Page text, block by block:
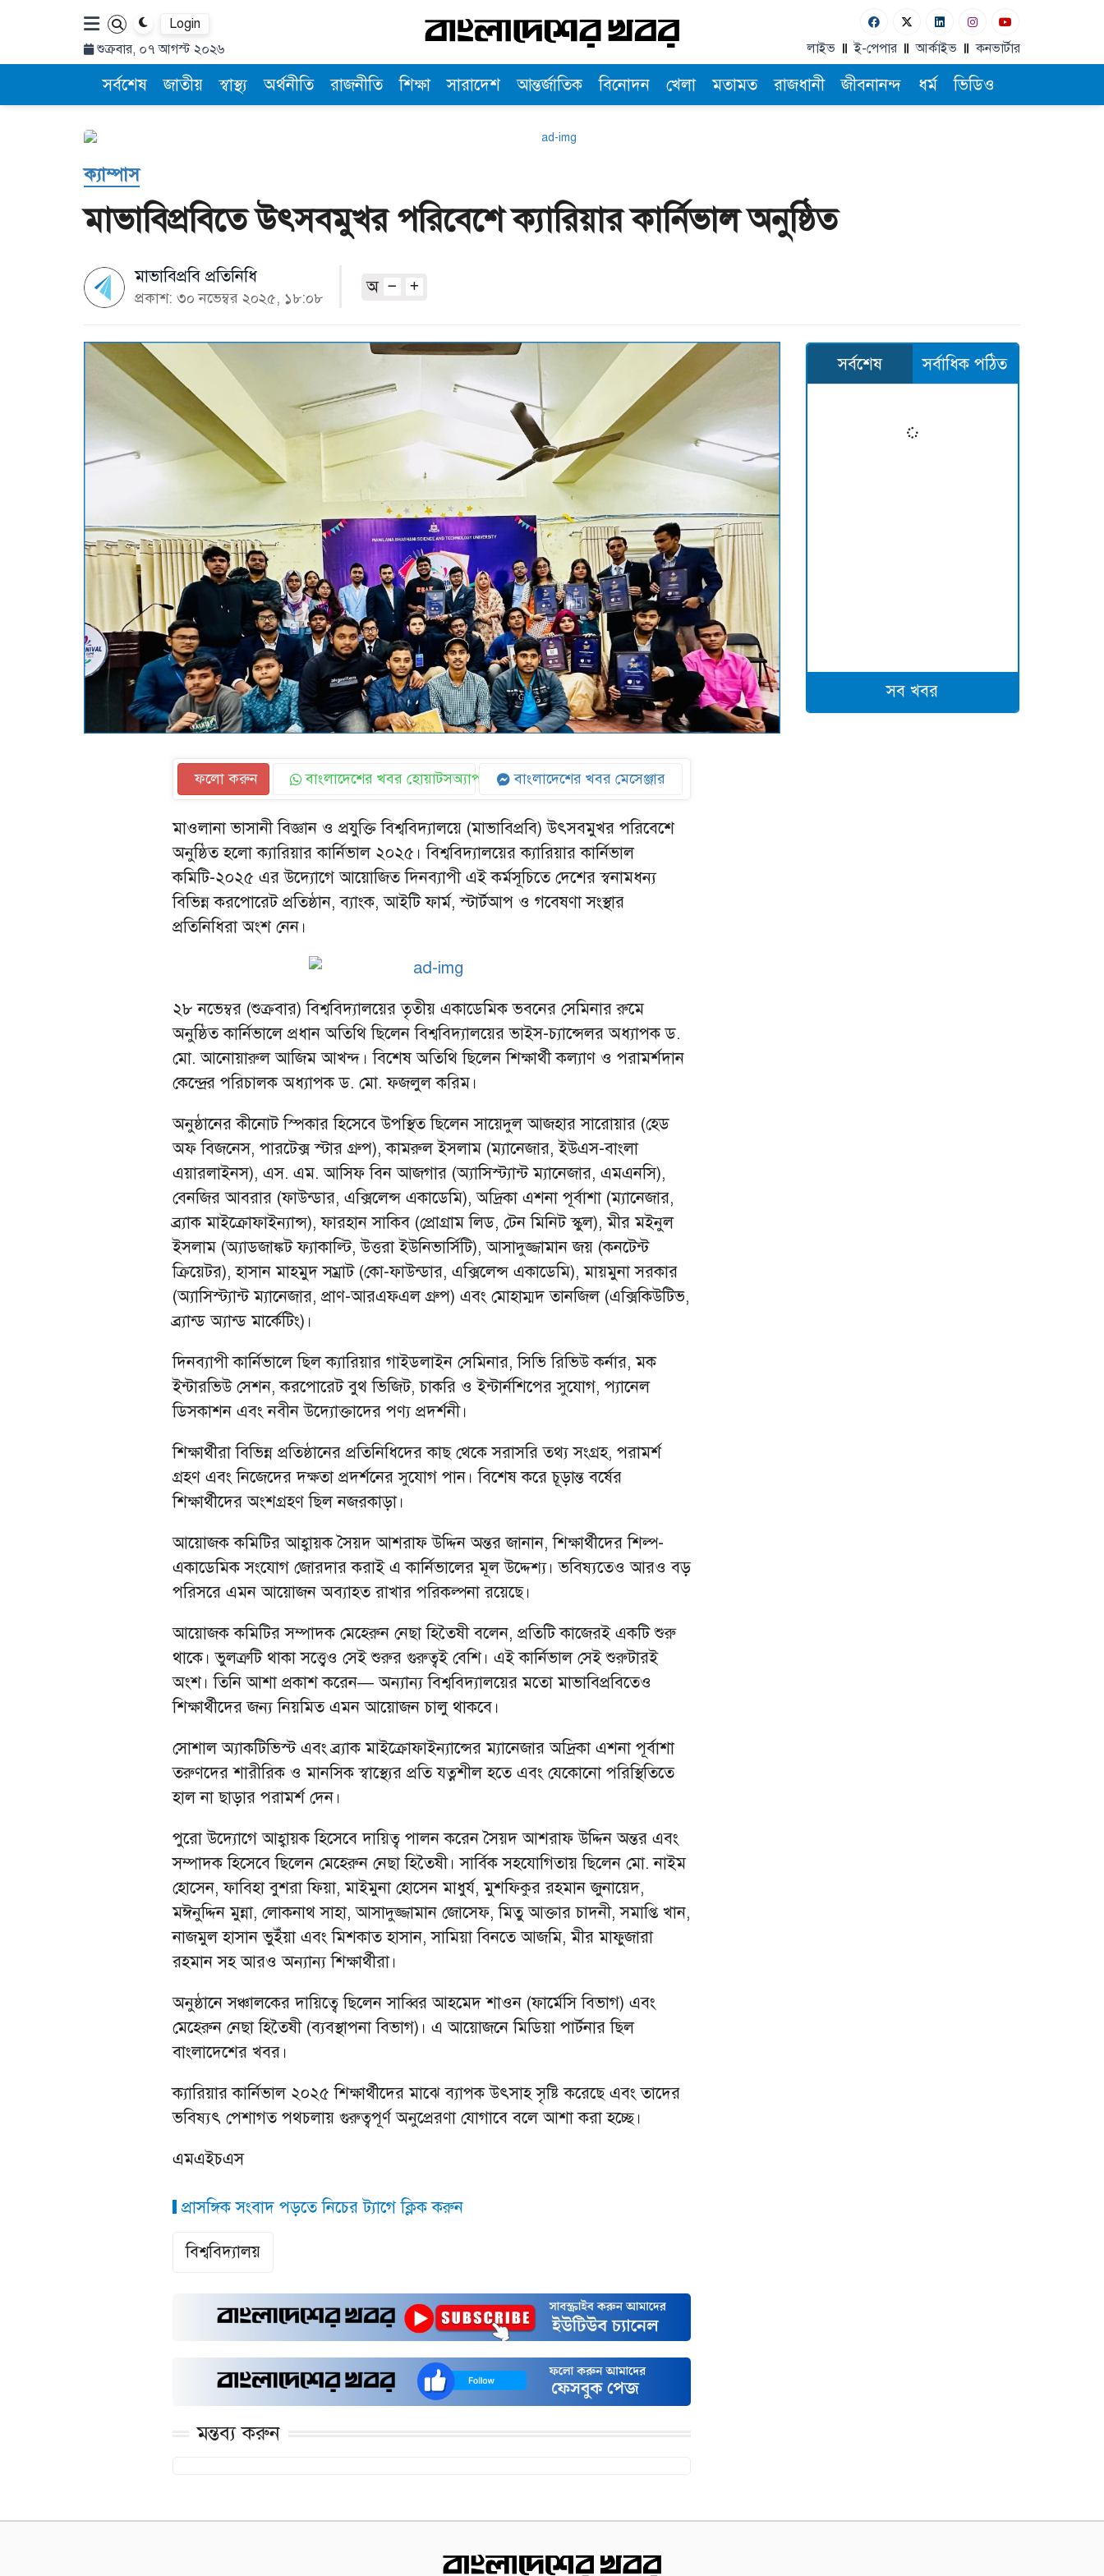
Login
শুক্রবার, ০৭ আগস্ট ২০২৬
লাইভ ই-পেপার আর্কাইভ কনভার্টার
সর্বশেষ জাতীয় স্বাস্থ্য অর্থনীতি রাজনীতি শিক্ষা সারাদেশ আন্তর্জাতিক বিনোদন খেলা মতামত রাজধানী জীবনানন্দ ধর্ম ভিডিও
ক্যাম্পাস
মাভাবিপ্রবিতে উৎসবমুখর পরিবেশে ক্যারিয়ার কার্নিভাল অনুষ্ঠিত
মাভাবিপ্রবি প্রতিনিধি
প্রকাশ: ৩০ নভেম্বর ২০২৫, ১৮:০৮
অ
ফলো করুন বাংলাদেশের খবর হোয়াটসঅ্যাপ বাংলাদেশের খবর মেসেঞ্জার
মাওলানা ভাসানী বিজ্ঞান ও প্রযুক্তি বিশ্ববিদ্যালয়ে (মাভাবিপ্রবি) উৎসবমুখর পরিবেশে
অনুষ্ঠিত হলো ক্যারিয়ার কার্নিভাল ২০২৫। বিশ্ববিদ্যালয়ের ক্যারিয়ার কার্নিভাল
কমিটি-২০২৫ এর উদ্যোগে আয়োজিত দিনব্যাপী এই কর্মসূচিতে দেশের স্বনামধন্য
বিভিন্ন করপোরেট প্রতিষ্ঠান, ব্যাংক, আইটি ফার্ম, স্টার্টআপ ও গবেষণা সংস্থার
প্রতিনিধিরা অংশ নেন।
২৮ নভেম্বর (শুক্রবার) বিশ্ববিদ্যালয়ের তৃতীয় একাডেমিক ভবনের সেমিনার রুমে
অনুষ্ঠিত কার্নিভালে প্রধান অতিথি ছিলেন বিশ্ববিদ্যালয়ের ভাইস-চ্যান্সেলর অধ্যাপক ড.
মো. আনোয়ারুল আজিম আখন্দ। বিশেষ অতিথি ছিলেন শিক্ষার্থী কল্যাণ ও পরামর্শদান
কেন্দ্রের পরিচালক অধ্যাপক ড. মো. ফজলুল করিম।
অনুষ্ঠানের কীনোট স্পিকার হিসেবে উপস্থিত ছিলেন সায়েদুল আজহার সারোয়ার (হেড
অফ বিজনেস, পারটেক্স স্টার গ্রুপ), কামরুল ইসলাম (ম্যানেজার, ইউএস-বাংলা
এয়ারলাইনস), এস. এম. আসিফ বিন আজগার (অ্যাসিস্ট্যান্ট ম্যানেজার, এমএনসি),
বেনজির আবরার (ফাউন্ডার, এক্সিলেন্স একাডেমি), অদ্রিকা এশনা পূর্বাশা (ম্যানেজার,
ব্র্যাক মাইক্রোফাইন্যান্স), ফারহান সাকিব (প্রোগ্রাম লিড, টেন মিনিট স্কুল), মীর মইনুল
ইসলাম (অ্যাডজাঙ্কট ফ্যাকাল্টি, উত্তরা ইউনিভার্সিটি), আসাদুজ্জামান জয় (কনটেন্ট
ক্রিয়েটর), হাসান মাহমুদ সম্রাট (কো-ফাউন্ডার, এক্সিলেন্স একাডেমি), মায়মুনা সরকার
(অ্যাসিস্ট্যান্ট ম্যানেজার, প্রাণ-আরএফএল গ্রুপ) এবং মোহাম্মদ তানজিল (এক্সিকিউটিভ,
ব্র্যান্ড অ্যান্ড মার্কেটিং)।
দিনব্যাপী কার্নিভালে ছিল ক্যারিয়ার গাইডলাইন সেমিনার, সিভি রিভিউ কর্নার, মক
ইন্টারভিউ সেশন, করপোরেট বুথ ভিজিট, চাকরি ও ইন্টার্নশিপের সুযোগ, প্যানেল
ডিসকাশন এবং নবীন উদ্যোক্তাদের পণ্য প্রদর্শনী।
শিক্ষার্থীরা বিভিন্ন প্রতিষ্ঠানের প্রতিনিধিদের কাছ থেকে সরাসরি তথ্য সংগ্রহ, পরামর্শ
গ্রহণ এবং নিজেদের দক্ষতা প্রদর্শনের সুযোগ পান। বিশেষ করে চূড়ান্ত বর্ষের
শিক্ষার্থীদের অংশগ্রহণ ছিল নজরকাড়া।
আয়োজক কমিটির আহ্বায়ক সৈয়দ আশরাফ উদ্দিন অন্তর জানান, শিক্ষার্থীদের শিল্প-
একাডেমিক সংযোগ জোরদার করাই এ কার্নিভালের মূল উদ্দেশ্য। ভবিষ্যতেও আরও বড়
পরিসরে এমন আয়োজন অব্যাহত রাখার পরিকল্পনা রয়েছে।
আয়োজক কমিটির সম্পাদক মেহেরুন নেছা হিতৈষী বলেন, প্রতিটি কাজেরই একটি শুরু
থাকে। ভুলত্রুটি থাকা সত্ত্বেও সেই শুরুর গুরুত্বই বেশি। এই কার্নিভাল সেই শুরুটারই
অংশ। তিনি আশা প্রকাশ করেন— অন্যান্য বিশ্ববিদ্যালয়ের মতো মাভাবিপ্রবিতেও
শিক্ষার্থীদের জন্য নিয়মিত এমন আয়োজন চালু থাকবে।
সোশাল অ্যাকটিভিস্ট এবং ব্র্যাক মাইক্রোফাইন্যান্সের ম্যানেজার অদ্রিকা এশনা পূর্বাশা
তরুণদের শারীরিক ও মানসিক স্বাস্থ্যের প্রতি যত্নশীল হতে এবং যেকোনো পরিস্থিতিতে
হাল না ছাড়ার পরামর্শ দেন।
পুরো উদ্যোগে আহ্বায়ক হিসেবে দায়িত্ব পালন করেন সৈয়দ আশরাফ উদ্দিন অন্তর এবং
সম্পাদক হিসেবে ছিলেন মেহেরুন নেছা হিতৈষী। সার্বিক সহযোগিতায় ছিলেন মো. নাইম
হোসেন, ফাবিহা বুশরা ফিয়া, মাইমুনা হোসেন মাধুর্য, মুশফিকুর রহমান জুনায়েদ,
মঈনুদ্দিন মুন্না, লোকনাথ সাহা, আসাদুজ্জামান জোসেফ, মিতু আক্তার চাদনী, সমাপ্তি খান,
নাজমুল হাসান ভুইঁয়া এবং মিশকাত হাসান, সামিয়া বিনতে আজমি, মীর মাফুজারা
রহমান সহ আরও অন্যান্য শিক্ষার্থীরা।
অনুষ্ঠানে সঞ্চালকের দায়িত্বে ছিলেন সাব্বির আহমেদ শাওন (ফার্মেসি বিভাগ) এবং
মেহেরুন নেছা হিতৈষী (ব্যবস্থাপনা বিভাগ)। এ আয়োজনে মিডিয়া পার্টনার ছিল
বাংলাদেশের খবর।
ক্যারিয়ার কার্নিভাল ২০২৫ শিক্ষার্থীদের মাঝে ব্যাপক উৎসাহ সৃষ্টি করেছে এবং তাদের
ভবিষ্যৎ পেশাগত পথচলায় গুরুত্বপূর্ণ অনুপ্রেরণা যোগাবে বলে আশা করা হচ্ছে।
এমএইচএস
প্রাসঙ্গিক সংবাদ পড়তে নিচের ট্যাগে ক্লিক করুন
বিশ্ববিদ্যালয়
মন্তব্য করুন
সর্বশেষ সর্বাধিক পঠিত
সব খবর